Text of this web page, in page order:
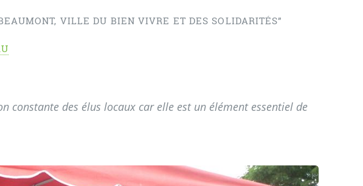
VILLE DU BIEN VIVRE ET DES SOLIDARITÉS”
constante des élus locaux car elle est un élément essentiel de